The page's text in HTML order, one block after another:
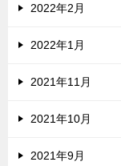
2022年2月
2022年1月
2021年11月
2021年10月
2021年9月